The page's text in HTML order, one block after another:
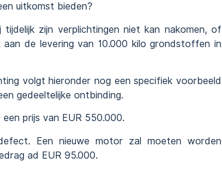
uitkomst bieden?
zijn verplichtingen niet kan nakomen, of
aan de levering van 10.000 kilo grondstoffen in
volgt hieronder nog een specifiek voorbeeld
gedeeltelijke ontbinding.
prijs van EUR 550.000.
Een nieuwe motor zal moeten worden
ad EUR 95.000.